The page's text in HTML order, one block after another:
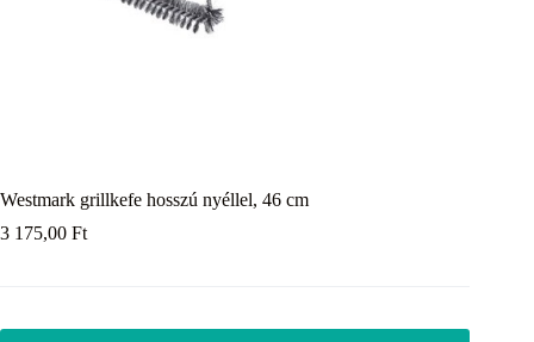
Westmark grillkefe hosszú nyéllel, 46 cm
3 175,00 Ft